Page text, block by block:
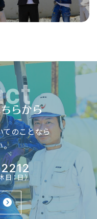
らから
のことなら
：日）